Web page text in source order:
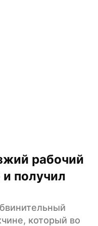
рабочий
и получил
который во